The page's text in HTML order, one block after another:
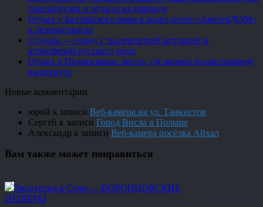
перезагрузки и отдыха на природе
Отдых у Балтийского моря в апарт-отеле «АмстерДОМ»
в Зеленоградске
Суздаль — город с тысячелетней историей и
атмосферой русского уюта
Отдых в Подмосковье: место, где можно по-настоящему
выдохнуть
Новые комментарии
юрий к записи Веб-камера на ул. Танкистов
Сергей к записи Город Висла в Польше
Александр к записи Веб-камера посёлка Айхал
Вам также может понравиться
Экскурсия в Сочи — ВОРОНЦОВСКИЕ
ПЕЩЕРЫ